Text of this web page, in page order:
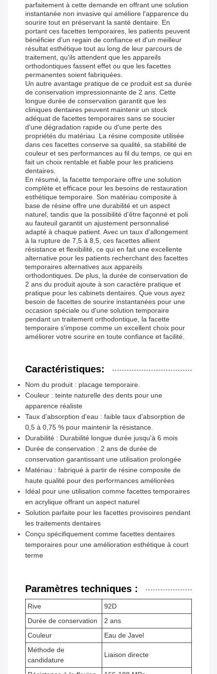
parfaitement à cette demande en offrant une solution
instantanée non invasive qui améliore l'apparence du
sourire tout en préservant la santé dentaire. En
portant ces facettes temporaires, les patients peuvent
bénéficier d'un regain de confiance et d'un meilleur
résultat esthétique tout au long de leur parcours de
traitement, qu'ils attendent que les appareils
orthodontiques fassent effet ou que les facettes
permanentes soient fabriquées.
Un autre avantage pratique de ce produit est sa durée
de conservation impressionnante de 2 ans. Cette
longue durée de conservation garantit que les
cliniques dentaires peuvent maintenir un stock
adéquat de facettes temporaires sans se soucier
d'une dégradation rapide ou d'une perte des
propriétés du matériau. La résine composite utilisée
dans ces facettes conserve sa qualité, sa stabilité de
couleur et ses performances au fil du temps, ce qui en
fait un choix rentable et fiable pour les praticiens
dentaires.
En résumé, la facette temporaire offre une solution
complète et efficace pour les besoins de restauration
esthétique temporaire. Son matériau composite à
base de résine offre une durabilité et un aspect
naturel, tandis que la possibilité d'être façonné et poli
au fauteuil garantit un ajustement personnalisé
adapté à chaque patient. Avec un taux d'allongement
à la rupture de 7,5 à 8,5, ces facettes allient
résistance et flexibilité, ce qui en fait une excellente
alternative pour les patients recherchant des facettes
temporaires alternatives aux appareils
orthodontiques. De plus, la durée de conservation de
2 ans du produit ajoute à son caractère pratique et
pratique pour les cabinets dentaires. Que vous ayez
besoin de facettes de sourire instantanées pour une
occasion spéciale ou d'une solution temporaire
pendant un traitement orthodontique, la facette
temporaire s'impose comme un excellent choix pour
améliorer votre sourire en toute confiance et facilité.
Caractéristiques:
Nom du produit : placage temporaire.
Couleur : teinte naturelle des dents pour une
apparence réaliste
Taux d'absorption d'eau : faible taux d'absorption de
0,5 à 0,75 % pour maintenir la résistance.
Durabilité : Durabilité longue durée jusqu'à 6 mois
Durée de conservation : 2 ans de durée de
conservation garantissant une utilisation prolongée
Matériau : fabriqué à partir de résine composite de
haute qualité pour des performances améliorées
Idéal pour une utilisation comme facettes temporaires
en acrylique offrant un aspect naturel
Solution parfaite pour les facettes provisoires pendant
les traitements dentaires
Conçu spécifiquement comme facettes dentaires
temporaires pour une amélioration esthétique à court
terme
Paramètres techniques :
Rive
92D
Durée de conservation
2 ans
Couleur
Eau de Javel
Méthode de
candidature
Liaison directe